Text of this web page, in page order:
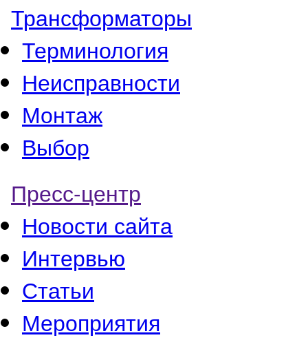
Трансформаторы
Терминология
Неисправности
Монтаж
Выбор
Пресс-центр
Новости сайта
Интервью
Статьи
Мероприятия